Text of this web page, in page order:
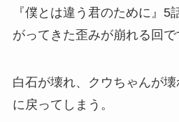
『僕とは違う君のために』5
がってきた歪みが崩れる回で
白石が壊れ、クウちゃんが
に戻ってしまう。